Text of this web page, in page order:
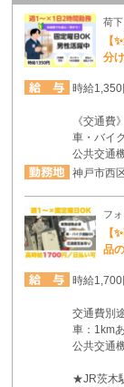
荷
【
分
時給1,350
《交通費》
車・バイ
公共交通
神戸市西
フ
【
品
時給1,700
交通費別
車：1km
公共交通
★JR茨木